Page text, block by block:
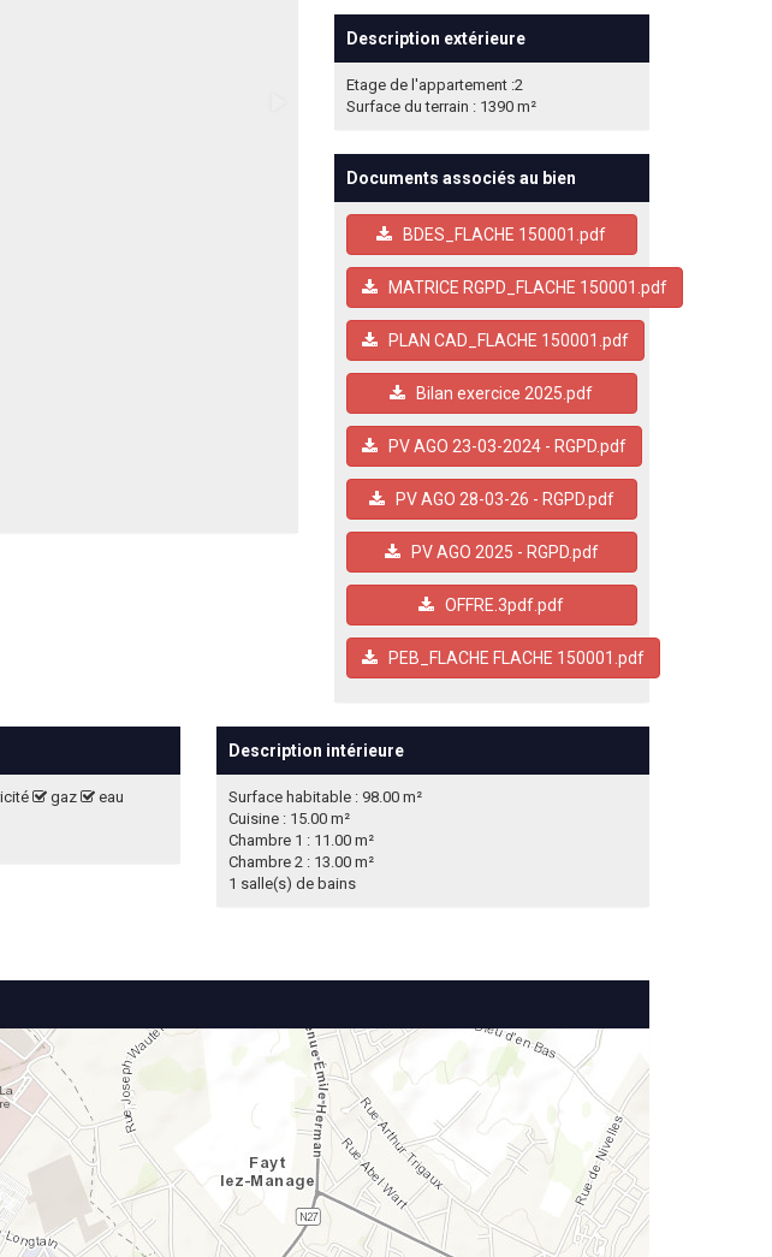
Description extérieure
Etage de l'appartement :2
Surface du terrain : 1390 m²
Documents associés au bien
BDES_FLACHE 150001.pdf
MATRICE RGPD_FLACHE 150001.pdf
PLAN CAD_FLACHE 150001.pdf
Bilan exercice 2025.pdf
PV AGO 23-03-2024 - RGPD.pdf
PV AGO 28-03-26 - RGPD.pdf
PV AGO 2025 - RGPD.pdf
OFFRE.3pdf.pdf
PEB_FLACHE FLACHE 150001.pdf
gaz
eau
Description intérieure
Surface habitable : 98.00 m²
Cuisine : 15.00 m²
Chambre 1 : 11.00 m²
Chambre 2 : 13.00 m²
1 salle(s) de bains